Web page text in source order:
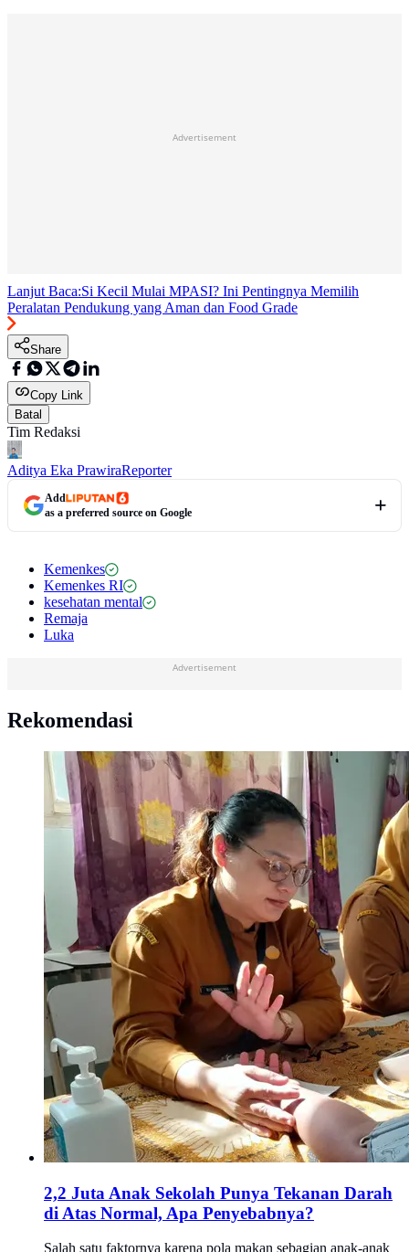
Advertisement
Lanjut Baca:Si Kecil Mulai MPASI? Ini Pentingnya Memilih
Peralatan Pendukung yang Aman dan Food Grade
Share
Copy Link
Batal
Tim Redaksi
Aditya Eka PrawiraReporter
Add
as a preferred source on Google
Kemenkes
Kemenkes RI
kesehatan mental
Remaja
Luka
Advertisement
Rekomendasi
2,2 Juta Anak Sekolah Punya Tekanan Darah
di Atas Normal, Apa Penyebabnya?
Salah satu faktornya karena pola makan sebagian anak-anak